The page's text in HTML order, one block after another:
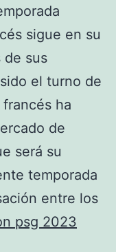
sigue en su
de sus
el turno de
ha
de
será su
temporada
entre los
psg 2023